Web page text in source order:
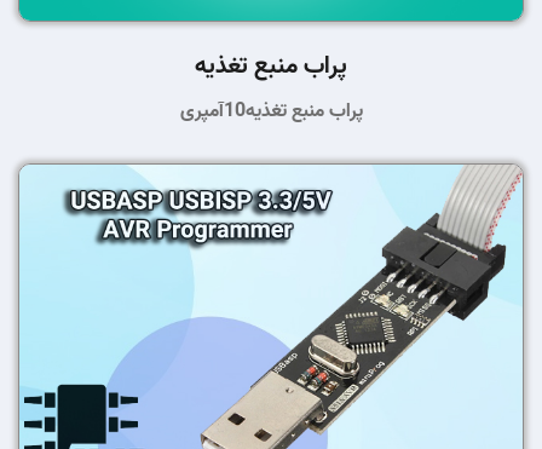
پراب منبع تغذیه
پراب منبع تغذیه10آمپری